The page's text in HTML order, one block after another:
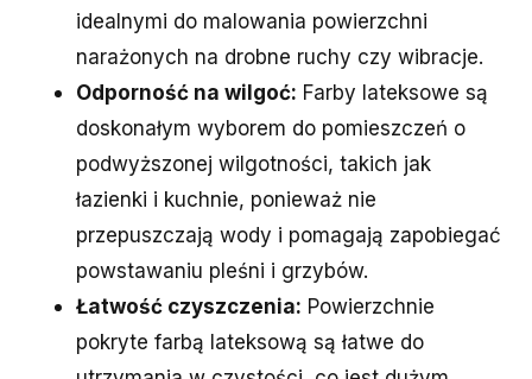
idealnymi do malowania powierzchni
narażonych na drobne ruchy czy wibracje.
Odporność na wilgoć: Farby lateksowe są
doskonałym wyborem do pomieszczeń o
podwyższonej wilgotności, takich jak
łazienki i kuchnie, ponieważ nie
przepuszczają wody i pomagają zapobiegać
powstawaniu pleśni i grzybów.
Łatwość czyszczenia: Powierzchnie
pokryte farbą lateksową są łatwe do